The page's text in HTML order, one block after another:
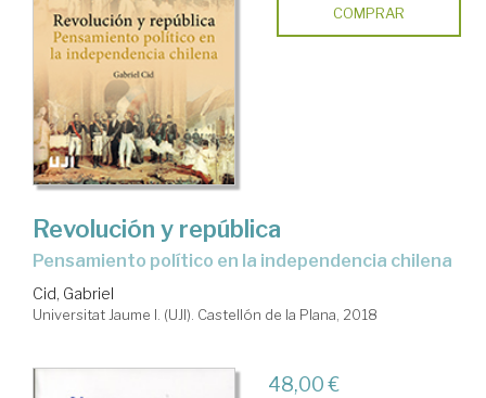
COMPRAR
Revolución y república
pensamiento político en la independencia chilena
Cid, Gabriel
Universitat Jaume I. (UJI). Castellón de la Plana, 2018
48,00 €